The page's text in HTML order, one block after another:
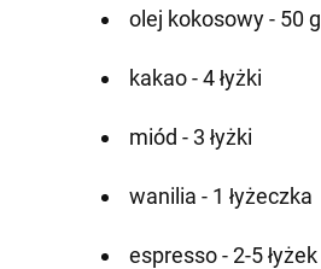
olej kokosowy - 50 g
kakao - 4 łyżki
miód - 3 łyżki
wanilia - 1 łyżeczka
espresso - 2-5 łyżek